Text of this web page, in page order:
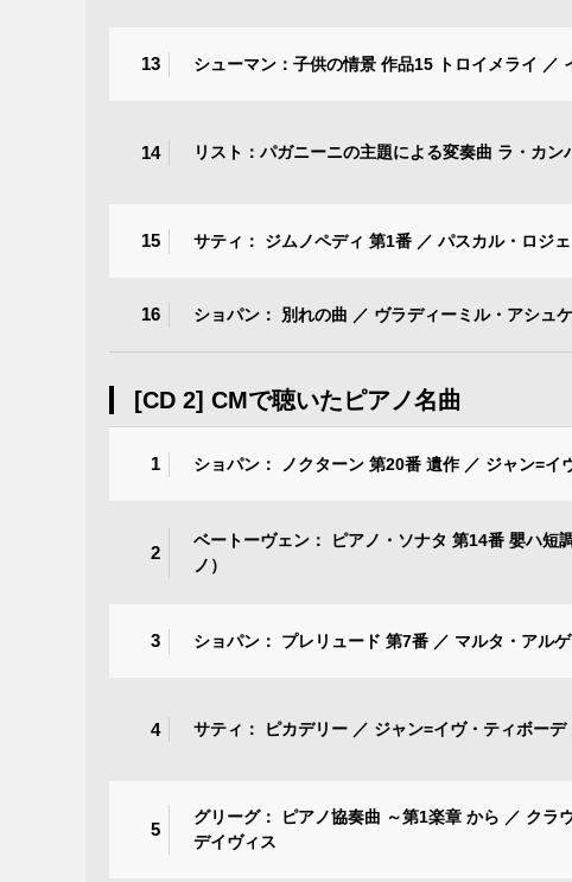
13 シューマン：子供の情景 作品15 トロイメライ ／
14 リスト：パガニーニの主題による変奏曲 ラ・カン
15 サティ： ジムノペディ 第1番 ／ パスカル・ロジェ
16 ショパン： 別れの曲 ／ ヴラディーミル・アシュ
[CD 2] CMで聴いたピアノ名曲
1 ショパン： ノクターン 第20番 遺作 ／ ジャン=イ
2
ベートーヴェン： ピアノ・ソナタ 第14番 嬰ハ短
ノ）
3 ショパン： プレリュード 第7番 ／ マルタ・アルゲ
4 サティ： ピカデリー ／ ジャン=イヴ・ティボーデ
5
グリーグ： ピアノ協奏曲 ～第1楽章 から ／ クラ
デイヴィス